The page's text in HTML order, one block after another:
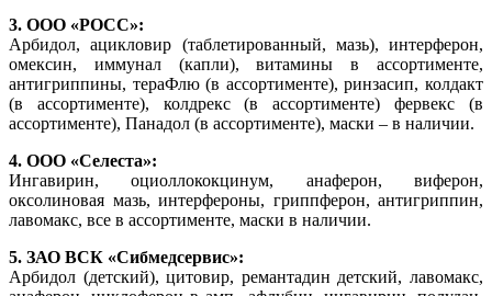
3. ООО «РОСС»:
Арбидол, ацикловир (таблетированный, мазь), интерферон,
омексин, иммунал (капли), витамины в ассортименте,
антигриппины, тераФлю (в ассортименте), ринзасип, колдакт
(в ассортименте), колдрекс (в ассортименте) фервекс (в
ассортименте), Панадол (в ассортименте), маски – в наличии.
4. ООО «Селеста»:
Ингавирин, оциоллококцинум, анаферон, виферон,
оксолиновая мазь, интерфероны, гриппферон, антигриппин,
лавомакс, все в ассортименте, маски в наличии.
5. ЗАО ВСК «Сибмедсервис»:
Арбидол (детский), цитовир, ремантадин детский, лавомакс,